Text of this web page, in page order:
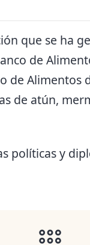
que se ha
de
de Alimentos
de atún,
políticas y